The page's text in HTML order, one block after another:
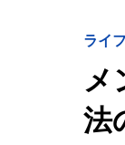
ライフ
メ
法